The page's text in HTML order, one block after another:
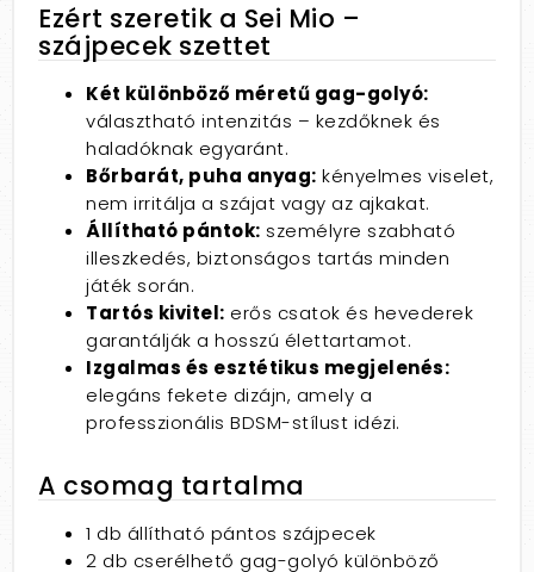
Ezért szeretik a Sei Mio –
szájpecek szettet
Két különböző méretű gag-golyó:
választható intenzitás – kezdőknek és
haladóknak egyaránt.
Bőrbarát, puha anyag: kényelmes viselet,
nem irritálja a szájat vagy az ajkakat.
Állítható pántok: személyre szabható
illeszkedés, biztonságos tartás minden
játék során.
Tartós kivitel: erős csatok és hevederek
garantálják a hosszú élettartamot.
Izgalmas és esztétikus megjelenés:
elegáns fekete dizájn, amely a
professzionális BDSM-stílust idézi.
A csomag tartalma
1 db állítható pántos szájpecek
2 db cserélhető gag-golyó különböző